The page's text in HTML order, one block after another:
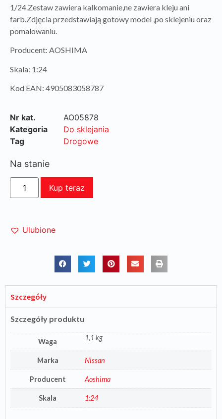
1/24.Zestaw zawiera kalkomanie,ne zawiera kleju ani
farb.Zdjęcia przedstawiają gotowy model ,po sklejeniu oraz
pomalowaniu.
Producent: AOSHIMA
Skala: 1:24
Kod EAN: 4905083058787
Nr kat.
AO05878
Kategoria
Do sklejania
Tag
Drogowe
Na stanie
Kup teraz
Ulubione
Szczegóły
Szczegóły produktu
Waga 1,1 kg
Marka Nissan
Producent Aoshima
Skala 1:24